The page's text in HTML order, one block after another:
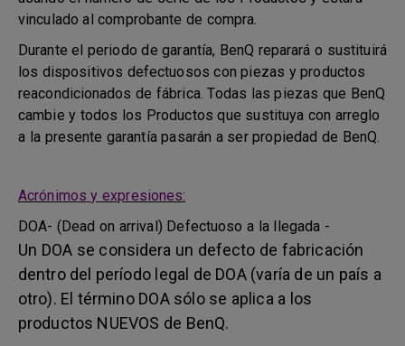
vinculado al comprobante de compra.
Durante el periodo de garantía, BenQ reparará o sustituirá
los dispositivos defectuosos con piezas y productos
reacondicionados de fábrica. Todas las piezas que BenQ
cambie y todos los Productos que sustituya con arreglo
a la presente garantía pasarán a ser propiedad de BenQ.
Acrónimos y expresiones:
DOA- (Dead on arrival) Defectuoso a la llegada -
Un DOA se considera un defecto de fabricación
dentro del período legal de DOA (varía de un país a
otro). El término DOA sólo se aplica a los
productos NUEVOS de BenQ.